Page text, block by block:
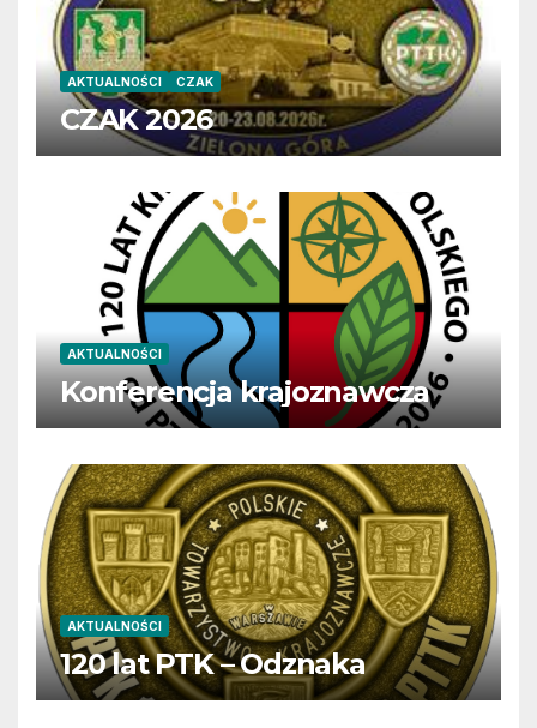
AKTUALNOŚCI CZAK
CZAK 2026
AKTUALNOŚCI
Konferencja krajoznawcza
AKTUALNOŚCI
120 lat PTK – Odznaka